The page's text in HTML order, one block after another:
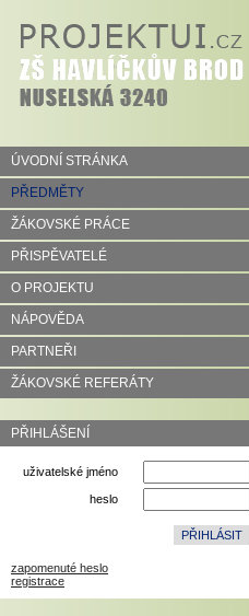
ÚVODNÍ STRÁNKA
PŘEDMĚTY
ŽÁKOVSKÉ PRÁCE
PŘISPĚVATELÉ
O PROJEKTU
NÁPOVĚDA
PARTNEŘI
ŽÁKOVSKÉ REFERÁTY
PŘIHLÁŠENÍ
uživatelské jméno
heslo
zapomenuté heslo
registrace